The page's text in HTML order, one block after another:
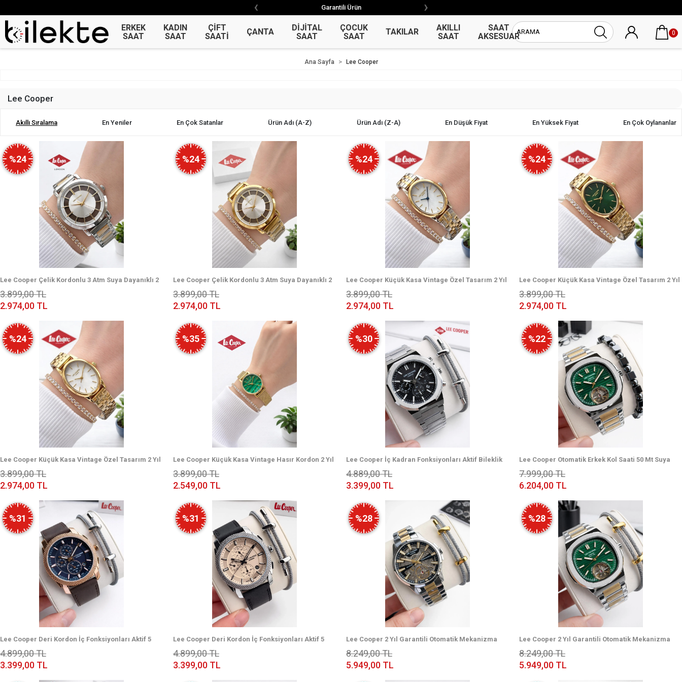
Garantili Ürün
‹ ›
ERKEK
SAAT
KADIN
SAAT
ÇİFT
SAATİ
ÇANTA
DİJİTAL
SAAT
ÇOCUK
SAAT
TAKILAR
AKILLI
SAAT
SAAT
AKSESUAR
UNİSEX
0
Garantili Ürün
‹ ›
Ana Sayfa Lee Cooper
Lee Cooper
Akıllı Sıralama En Yeniler En Çok Satanlar Ürün Adı (A-Z) Ürün Adı (Z-A) En Düşük Fiyat En Yüksek Fiyat En Çok Oylananlar
%24
Lee Cooper Çelik Kordonlu 3 Atm Suya Dayanıklı 2
Yıl Garantili Kadın Kol Saati BFF.08037.330
3.899,00 TL
2.974,00 TL
%24
Lee Cooper Çelik Kordonlu 3 Atm Suya Dayanıklı 2
Yıl Garantili Kadın Kol Saati BFF.08037.130
3.899,00 TL
2.974,00 TL
%24
Lee Cooper Küçük Kasa Vintage Özel Tasarım 2 Yıl
Garantili 3 Atm Kadın Kol Saati+Bileklik 08319.220S
3.899,00 TL
2.974,00 TL
%24
Lee Cooper Küçük Kasa Vintage Özel Tasarım 2 Yıl
Garantili 3 Atm Kadın Kol Saati+Bileklik 08319.170S
3.899,00 TL
2.974,00 TL
%24
Lee Cooper Küçük Kasa Vintage Özel Tasarım 2 Yıl
Garantili 3 Atm Kadın Kol Saati+Bileklik 08319.120S
3.899,00 TL
2.974,00 TL
%35
Lee Cooper Küçük Kasa Vintage Hasır Kordon 2 Yıl
Garantili 3 Atm Kadın Kol Saati+Bileklik 08292.170
3.899,00 TL
2.549,00 TL
%30
Lee Cooper İç Kadran Fonksiyonları Aktif Bileklik
Hediyeli 2 Yıl Garantili Erkek Kol Saati E8263.350
4.889,00 TL
3.399,00 TL
%22
Lee Cooper Otomatik Erkek Kol Saati 50 Mt Suya
Dayanıklı Çelik Kordon Bileklik Hediyeli
VS.BLKT.0900
7.999,00 TL
6.204,00 TL
%31
Lee Cooper Deri Kordon İç Fonksiyonları Aktif 5
Atm Suya Dayanıklı Erkek Kol Saati ELC.08331.492
4.899,00 TL
3.399,00 TL
%31
Lee Cooper Deri Kordon İç Fonksiyonları Aktif 5
Atm Suya Dayanıklı Erkek Kol Saati ELC.08331.331
4.899,00 TL
3.399,00 TL
%28
Lee Cooper 2 Yıl Garantili Otomatik Mekanizma
İtalyan Bileklik Hediyeli 5 Atm Erkek Kol Saati
LC.250
8.249,00 TL
5.949,00 TL
%28
Lee Cooper 2 Yıl Garantili Otomatik Mekanizma
İtalyan Bileklik Hediyeli 5 Atm Erkek Kol Saati
LC.270
8.249,00 TL
5.949,00 TL